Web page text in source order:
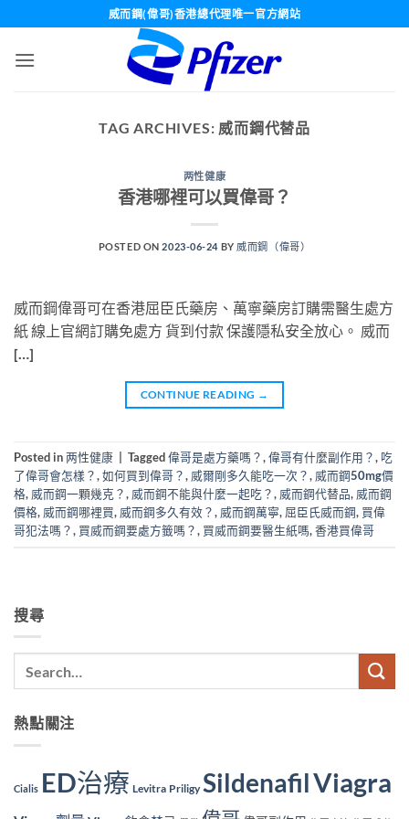
content
威而鋼(偉哥)香港總代理唯一官方網站
TAG ARCHIVES: 威而鋼代替品
两性健康
香港哪裡可以買偉哥？
POSTED ON2023-06-24 BY 威而鋼（偉哥）
威而鋼偉哥可在香港屈臣氏藥房、萬寧藥房訂購需醫生處方
紙 線上官網訂購免處方 貨到付款 保護隱私安全放心。 威而
[…]
CONTINUE READING →
Posted in两性健康 Tagged偉哥是處方藥嗎？,偉哥有什麼副作用？, 吃
了偉哥會怎樣？,如何買到偉哥？, 威爾剛多久能吃一次？, 威而鋼50mg價
格, 威而鋼一顆幾克？, 威而鋼不能與什麼一起吃？, 威而鋼代替品, 威而鋼
價格, 威而鋼哪裡買, 威而鋼多久有效？, 威而鋼萬寧, 屈臣氏威而鋼, 買偉
哥犯法嗎？, 買威而鋼要處方籤嗎？, 買威而鋼要醫生紙嗎,香港買偉哥
搜尋
熱點關注
Cialis ED治療 Levitra Priligy SildenafilViagra